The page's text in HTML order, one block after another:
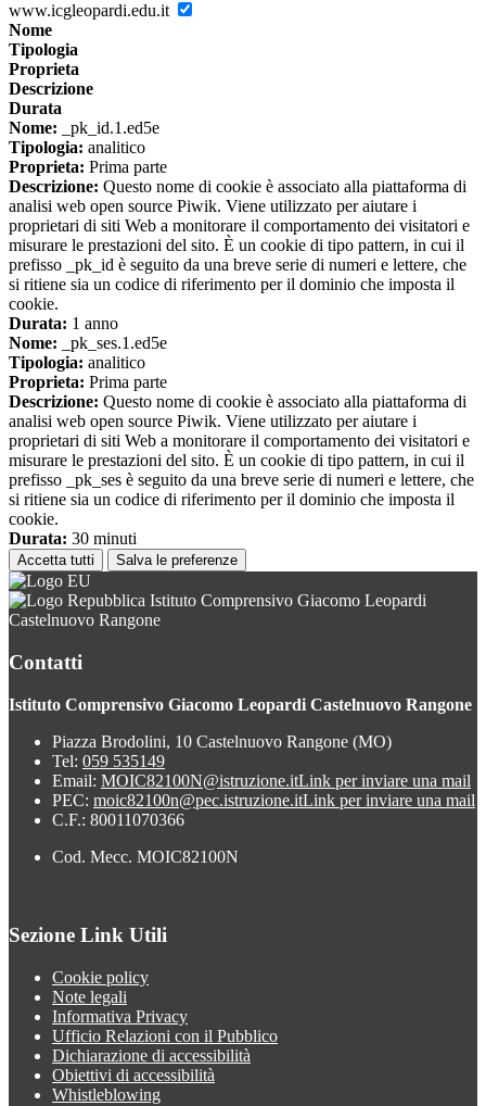
www.icgleopardi.edu.it
Nome
Tipologia
Proprieta
Descrizione
Durata
Nome: _pk_id.1.ed5e
Tipologia: analitico
Proprieta: Prima parte
Descrizione: Questo nome di cookie è associato alla piattaforma di
analisi web open source Piwik. Viene utilizzato per aiutare i
proprietari di siti Web a monitorare il comportamento dei visitatori e
misurare le prestazioni del sito. È un cookie di tipo pattern, in cui il
prefisso _pk_id è seguito da una breve serie di numeri e lettere, che
si ritiene sia un codice di riferimento per il dominio che imposta il
cookie.
Durata: 1 anno
Nome: _pk_ses.1.ed5e
Tipologia: analitico
Proprieta: Prima parte
Descrizione: Questo nome di cookie è associato alla piattaforma di
analisi web open source Piwik. Viene utilizzato per aiutare i
proprietari di siti Web a monitorare il comportamento dei visitatori e
misurare le prestazioni del sito. È un cookie di tipo pattern, in cui il
prefisso _pk_ses è seguito da una breve serie di numeri e lettere, che
si ritiene sia un codice di riferimento per il dominio che imposta il
cookie.
Durata: 30 minuti
Accetta tutti Salva le preferenze
Istituto Comprensivo Giacomo Leopardi
Castelnuovo Rangone
Contatti
Istituto Comprensivo Giacomo Leopardi Castelnuovo Rangone
Piazza Brodolini, 10 Castelnuovo Rangone (MO)
Tel: 059 535149
Email: MOIC82100N@istruzione.itLink per inviare una mail
PEC: moic82100n@pec.istruzione.itLink per inviare una mail
C.F.: 80011070366
Cod. Mecc. MOIC82100N
Sezione Link Utili
Cookie policy
Note legali
Informativa Privacy
Ufficio Relazioni con il Pubblico
Dichiarazione di accessibilità
Obiettivi di accessibilità
Whistleblowing